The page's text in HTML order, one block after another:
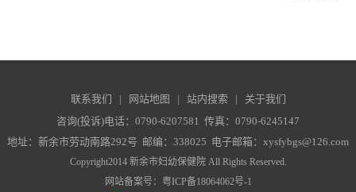
联系我们 | 网站地图 | 站内搜索 | 关于我们
咨询(投诉)电话：0790-6207581 传真：0790-6245147
地址：新余市劳动南路292号 邮编：338025 电子邮箱：xysfybgs@126.com
Copyright2014 新余市妇幼保健院 All Rights Reserved.
网站备案号： 粤ICP备18064062号-1